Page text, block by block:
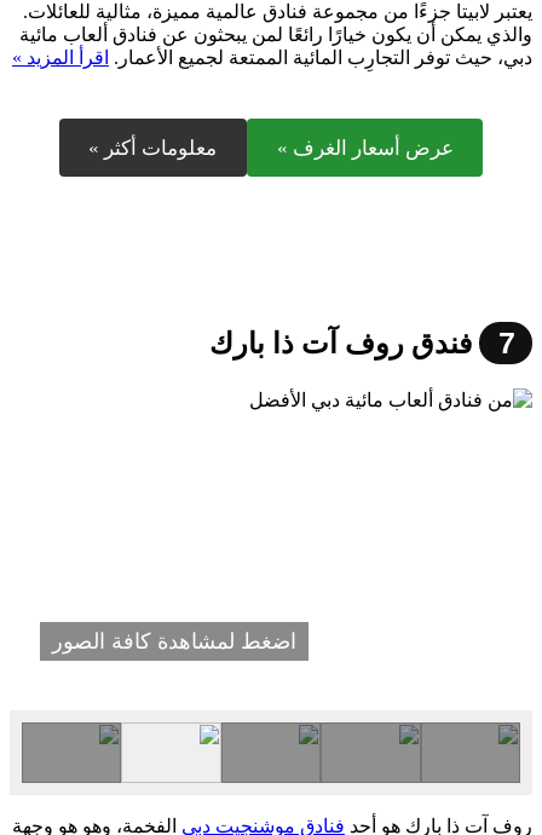
يعتبر لابيتا جزءًا من مجموعة فنادق عالمية مميزة، مثالية للعائلات.
والذي يمكن أن يكون خيارًا رائعًا لمن يبحثون عن فنادق ألعاب مائية
دبي، حيث توفر التجارِب المائية الممتعة لجميع الأعمار. اقرأ المزيد »
عرض أسعار الغرف » معلومات أكثر »
7 فندق روف آت ذا بارك
اضغط لمشاهدة كافة الصور
روف آت ذا بارك هو أحد فنادق موشنجيت دبي الفخمة، وهو هو وجهة